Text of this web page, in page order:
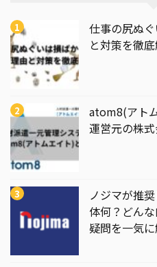
仕事の尻ぬ
と対策を徹
atom8(アト
運営元の株
ノジマが推
体何？どん
疑問を一気